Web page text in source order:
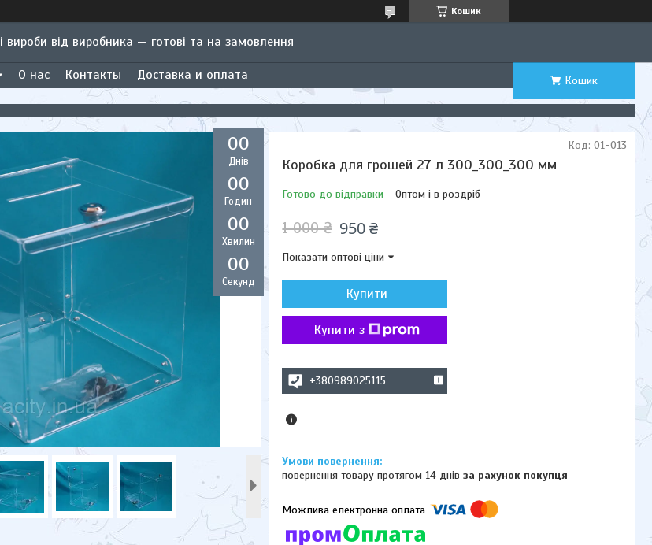
Кошик
вироби від виробника — готові та на замовлення
О нас Контакты Доставка и оплата Кошик
00
Днів
00
Годин
00
Хвилин
00
Секунд
Коробка для грошей 27 л 300_300_300 мм
Готово до відправки Оптом і в роздріб
Код: 01-013
1 000 ₴ 950 ₴
Показати оптові ціни
Купити
Купити з
+380989025115
повернення товару протягом 14 днівза рахунок покупця